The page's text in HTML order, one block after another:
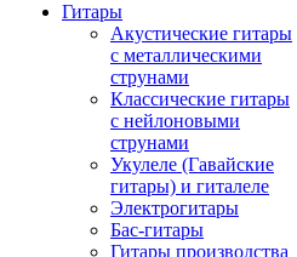
Гитары
Акустические гитары
с металлическими
струнами
Классические гитары
с нейлоновыми
струнами
Укулеле (Гавайские
гитары) и гиталеле
Электрогитары
Бас-гитары
Гитары производства